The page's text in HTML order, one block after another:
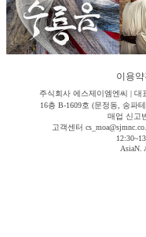
이용
주식회사 에스제이엠엔씨 | 대
16층 B-1609호 (문정동, 송파
매업 신고
고객센터
AsiaN.